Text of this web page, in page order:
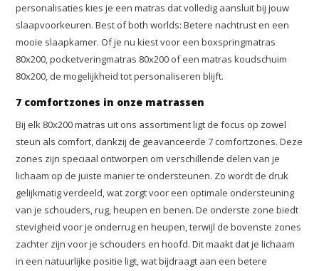
personalisaties kies je een matras dat volledig aansluit bij jouw
slaapvoorkeuren. Best of both worlds: Betere nachtrust en een
mooie slaapkamer. Of je nu kiest voor een boxspringmatras
80x200, pocketveringmatras 80x200 of een matras koudschuim
80x200, de mogelijkheid tot personaliseren blijft.
7 comfortzones in onze matrassen
Bij elk 80x200 matras uit ons assortiment ligt de focus op zowel
steun als comfort, dankzij de geavanceerde 7 comfortzones. Deze
zones zijn speciaal ontworpen om verschillende delen van je
lichaam op de juiste manier te ondersteunen. Zo wordt de druk
gelijkmatig verdeeld, wat zorgt voor een optimale ondersteuning
van je schouders, rug, heupen en benen. De onderste zone biedt
stevigheid voor je onderrug en heupen, terwijl de bovenste zones
zachter zijn voor je schouders en hoofd. Dit maakt dat je lichaam
in een natuurlijke positie ligt, wat bijdraagt aan een betere